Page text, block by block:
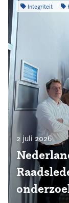
Integriteit
2 juli 2026